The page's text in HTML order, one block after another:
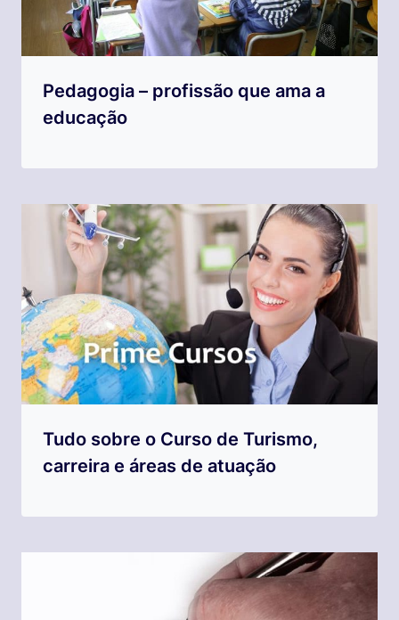
Pedagogia – profissão que ama a
educação
Tudo sobre o Curso de Turismo,
carreira e áreas de atuação